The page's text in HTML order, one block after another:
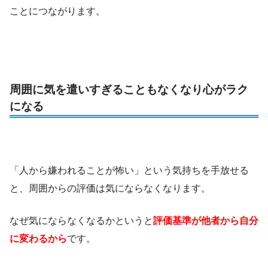
ことにつながります。
周囲に気を遣いすぎることもなくなり心がラク
になる
「人から嫌われることが怖い」という気持ちを手放せる
と、周囲からの評価は気にならなくなります。
なぜ気にならなくなるかというと評価基準が他者から自分
に変わるからです。